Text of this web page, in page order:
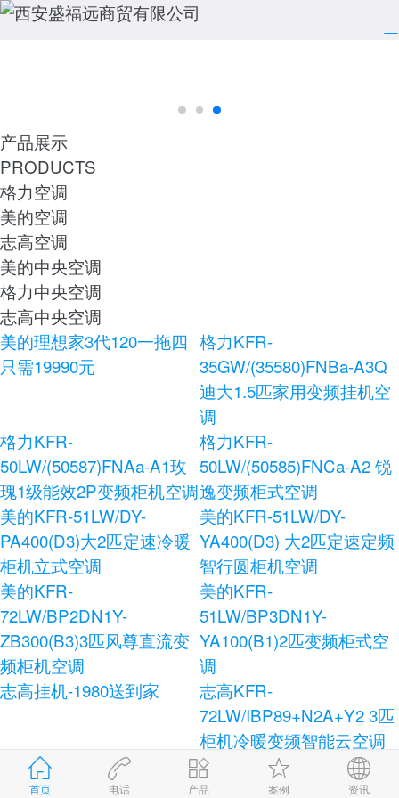
首页 电话 产品 案例 资讯
产品展示
PRODUCTS
格力空调
美的空调
志高空调
美的中央空调
格力中央空调
志高中央空调
美的理想家3代120一拖四
只需19990元
格力KFR-
35GW/(35580)FNBa-A3Q
迪大1.5匹家用变频挂机空
调
格力KFR-
50LW/(50587)FNAa-A1玫
瑰1级能效2P变频柜机空调
格力KFR-
50LW/(50585)FNCa-A2 锐
逸变频柜式空调
美的KFR-51LW/DY-
PA400(D3)大2匹定速冷暖
柜机立式空调
美的KFR-51LW/DY-
YA400(D3) 大2匹定速定频
智行圆柜机空调
美的KFR-
72LW/BP2DN1Y-
ZB300(B3)3匹风尊直流变
频柜机空调
美的KFR-
51LW/BP3DN1Y-
YA100(B1)2匹变频柜式空
调
志高挂机-1980送到家
志高KFR-
72LW/IBP89+N2A+Y2 3匹
柜机冷暖变频智能云空调
志高KFR-120LW/E41+N3
柜式空调
志高KFR-72LW/AS36+N3
健康宝独立除湿柜式空调